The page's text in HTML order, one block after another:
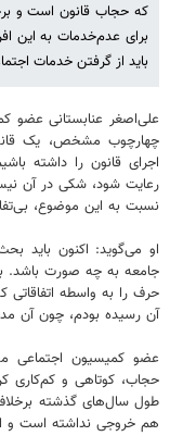
که حجاب قانون است و
برای عدم‌خدمات به این
باید از گرفتن خدمات
علی‌اصغر عنابستانی
چهارچوب مشخص، یک
اجرای قانون را داشته
رعایت شود، شکی در آن
نسبت به این موضوع،
او می‌گوید: اکنون باید
جامعه به چه صورت باشد.
حرف را به واسطه اتفاقاتی
آن رسیده بودم، چون آن
عضو کمیسیون اجتماعی
حجاب، کوتاهی و کم‌کاری
طول سال‌های گذشته
هم خروجی نداشته است و